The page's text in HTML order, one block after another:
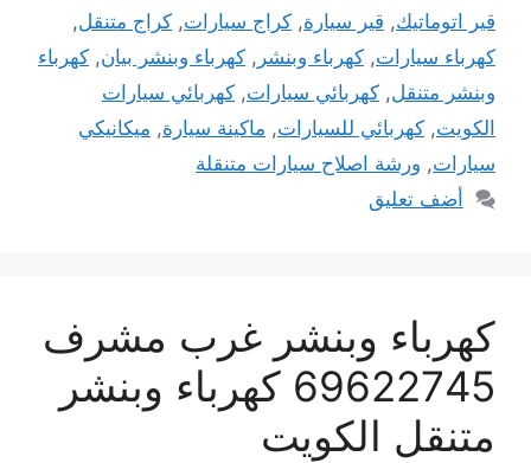
قير اتوماتيك, قير سيارة, كراج سيارات, كراج متنقل,
كهرباء سيارات, كهرباء وبنشر , كهرباء وبنشر بيان, كهرباء
وبنشر متنقل, كهربائي سيارات, كهربائي سيارات
الكويت, كهربائي للسيارات, ماكينة سيارة, ميكانيكي
سيارات, ورشة اصلاح سيارات متنقلة
أضف تعليق
كهرباء وبنشر غرب مشرف
69622745 كهرباء وبنشر
متنقل الكويت